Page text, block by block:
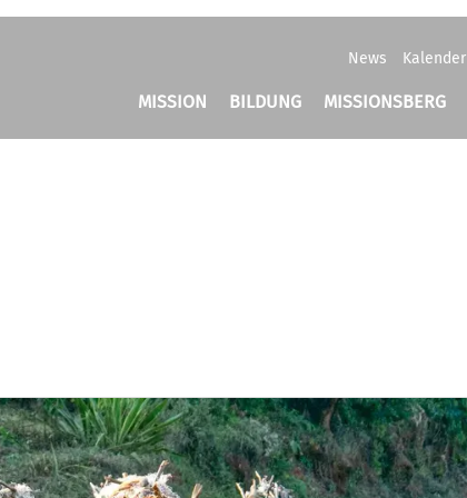
News Kalender
MISSION BILDUNG MISSIONSBERG